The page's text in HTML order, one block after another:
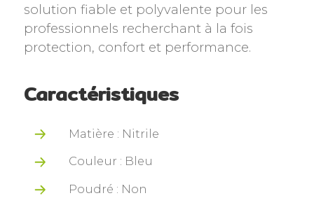
solution fiable et polyvalente pour les
professionnels recherchant à la fois
protection, confort et performance.
Caractéristiques
Matière : Nitrile
Couleur : Bleu
Poudré : Non